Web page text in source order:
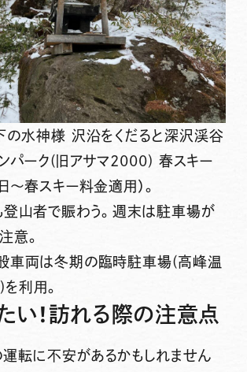
の水神様 沢沿をくだると深沢渓谷
パーク(旧アサマ2000) 春スキー
～春スキー料金適用）。
山者で賑わう。週末は駐車場が
意。
車両は冬期の臨時駐車場(高峰温
利用。
い！訪れる際の注意点
転に不安があるかもしれません